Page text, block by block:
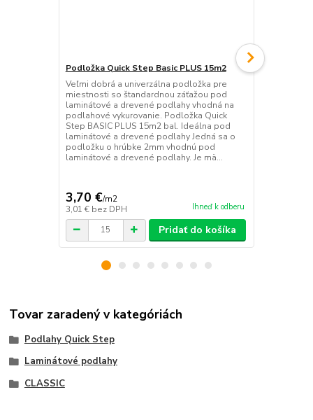
Podložka Quick Step Basic PLUS 15m2
Veľmi dobrá a univerzálna podložka pre
miestnosti so štandardnou záťažou pod
laminátové a drevené podlahy vhodná na
podlahové vykurovanie. Podložka Quick
Step BASIC PLUS 15m2 bal. Ideálna pod
laminátové a drevené podlahy Jedná sa o
podložku o hrúbke 2mm vhodnú pod
laminátové a drevené podlahy. Je mä...
3,70 €/m2
3,01 € bez DPH Ihneď k odberu
Pridať do košíka
Podložka
Tovar zaradený v kategóriách
Podlahy Quick Step
Laminátové podlahy
CLASSIC